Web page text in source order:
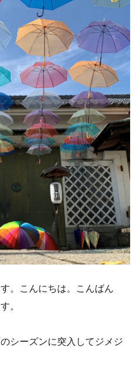
。こんにちは。こんばん
。
シーズンに突入してジメジ